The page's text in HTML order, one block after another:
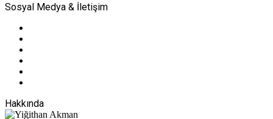
Sosyal Medya & İletişim
Hakkında